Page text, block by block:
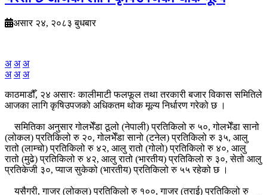
असार २४, २०८३ बुधबार
अ अ अ
अ अ अ
काठमाडौँ, २४ असारः कालीमाटी फलफूल तथा तरकारी बजार विकास समितिले
आजका लागि कृषिउपजको अधिकतम थोक मूल्य निर्धारण गरेको छ ।
समितिका अनुसार गोलभेँडा ठूलो (नेपाली) प्रतिकिलो रु ५०, गोलभेँडा सानो
(लोकल) प्रतिकिलो रु २०, गोलभेँडा सानो (टनेल) प्रतिकिलो रु ३५, आलु
रातो (लाम्चो) प्रतिकिलो रु ४२, आलु रातो (गोलो) प्रतिकिलो रु ४०, आलु
रातो (मुढे) प्रतिकिलो रु ४२, आलु रातो (भारतीय) प्रतिकिलो रु ३०, सेतो आलु
प्रतिकेजी ३०, प्याज सुकेको (भारतीय) प्रतिकिलो रु ५५ रहेको छ ।
यसैगरी, गाजर (लोकल) प्रतिकिलो रु १००, गाजर (तराई) प्रतिकिलो रु